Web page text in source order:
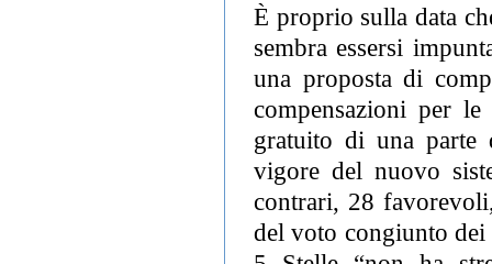
È proprio sulla data
sembra essersi
una proposta di
compensazioni per
gratuito di una parte
vigore del nuovo
contrari, 28
del voto congiunto